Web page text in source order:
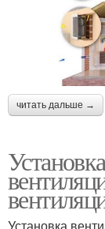
читать дальше →
Установка